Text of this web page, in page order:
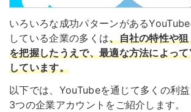
いろいろな成功パターンがある
している企業の多くは、自社の特性や
を把握したうえで、最適な方法によっ
しています。
以下では、YouTubeを通じて多くの利
3つの企業アカウントをご紹介します。